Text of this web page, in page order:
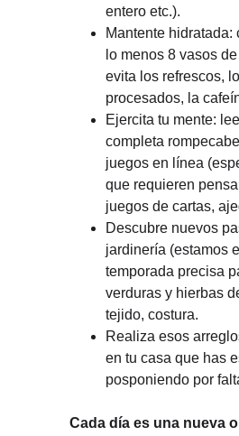
entero etc.).
Mantente hidratada:
lo menos 8 vasos
evita los refrescos,
procesados, la
Ejercita tu mente:
completa
juegos en línea
que requieren
juegos de cartas,
Descubre nuevos
jardinería (estamos
temporada precisa
verduras y hierbas
tejido, costura.
Realiza esos
en tu casa que has
posponiendo por
Cada día es una nueva